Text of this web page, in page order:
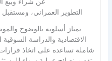
التطوير العمراني، ومستقبل
يمتاز أسلوبه بالوضوح
الاقتصادية والدراسة
شاملة تساعده على اتخاذ